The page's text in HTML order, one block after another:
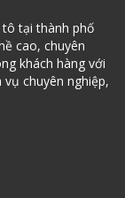
tại thành phố
cao, chuyên
khách hàng với
chuyên nghiệp,